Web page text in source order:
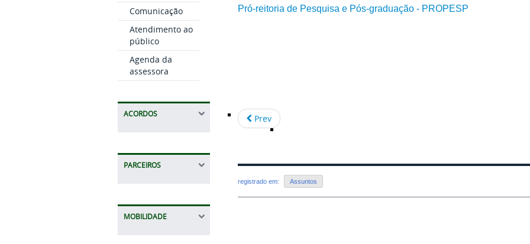
Comunicação
Atendimento ao
público
Agenda da
assessora
ACORDOS
PARCEIROS
MOBILIDADE
Pró-reitoria de Pesquisa e Pós-graduação - PROPESP
Prev
registrado em: Assuntos